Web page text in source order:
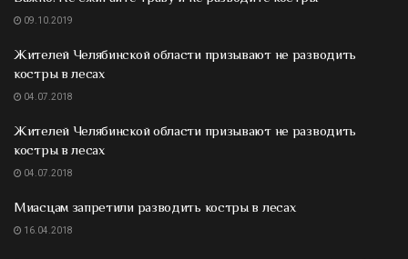
09.10.2019
Жителей Челябинской области призывают не разводить
костры в лесах
04.07.2018
Жителей Челябинской области призывают не разводить
костры в лесах
04.07.2018
Миасцам запретили разводить костры в лесах
16.04.2018